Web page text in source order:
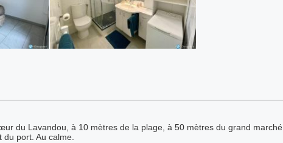
du Lavandou, à 10 mètres de la plage, à 50 mètres du grand marché
port. Au calme.